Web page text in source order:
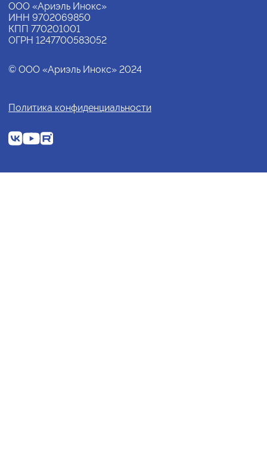
ООО «Ариэль Инокс»
ИНН 9702069850
КПП 770201001
ОГРН 1247700583052
© ООО «Ариэль Инокс» 2024
Политика конфиденциальности